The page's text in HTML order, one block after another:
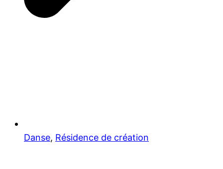
Danse, Résidence de création